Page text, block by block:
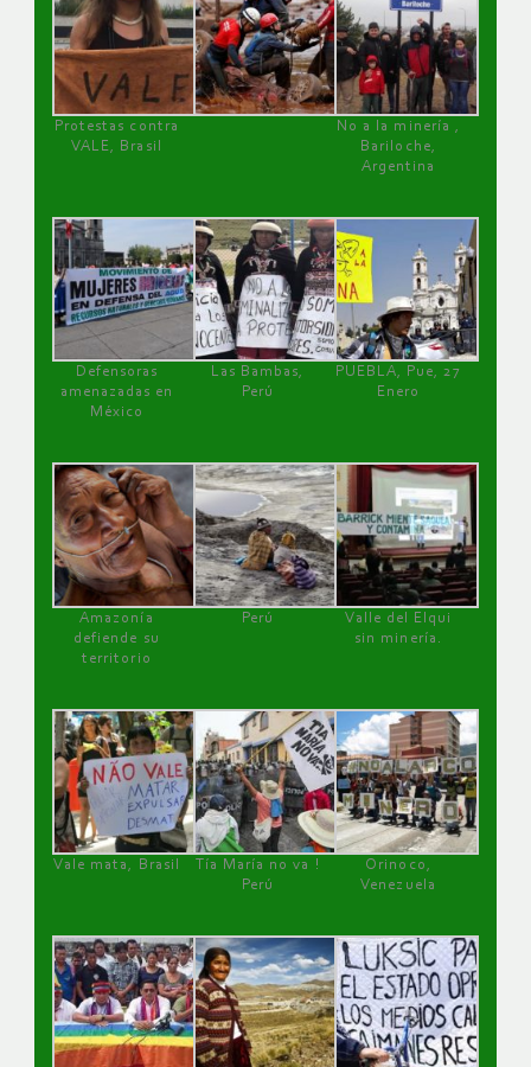
Protestas contra
VALE, Brasil
No a la minería ,
Bariloche,
Argentina
Defensoras
amenazadas en
México
Las Bambas,
Perú
PUEBLA, Pue, 27
Enero
Amazonía
defiende su
territorio
Perú
Valle del Elqui
sin minería.
Vale mata, Brasil
Tía María no va !
Perú
Orinoco,
Venezuela